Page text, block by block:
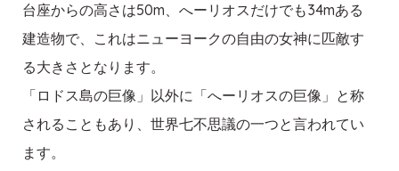
台座からの高さは50m、へーリオスだけでも34mある
建造物で、これはニューヨークの自由の女神に匹敵す
る大きさとなります。
「ロドス島の巨像」以外に「へーリオスの巨像」と称
されることもあり、世界七不思議の一つと言われてい
ます。